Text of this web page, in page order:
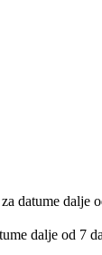
datume dalje
dalje od 7